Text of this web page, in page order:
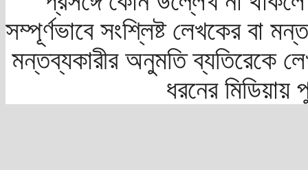
সম্পূর্ণভাবে সংশ্লিষ্ট লেখকের বা
মন্তব্যকারীর অনুমতি ব্যতিরেকে
ধরনের মিডিয়ায়